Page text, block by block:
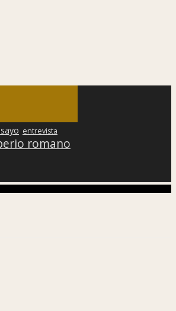
entrevista
romano